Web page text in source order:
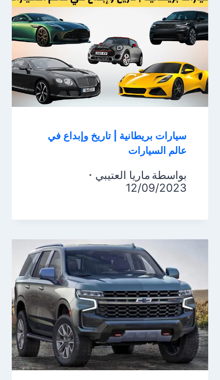
سيارات بريطانية | تاريخ وإبداع في
عالم السيارات
بواسطة ماريا العتيبي
12/09/2023